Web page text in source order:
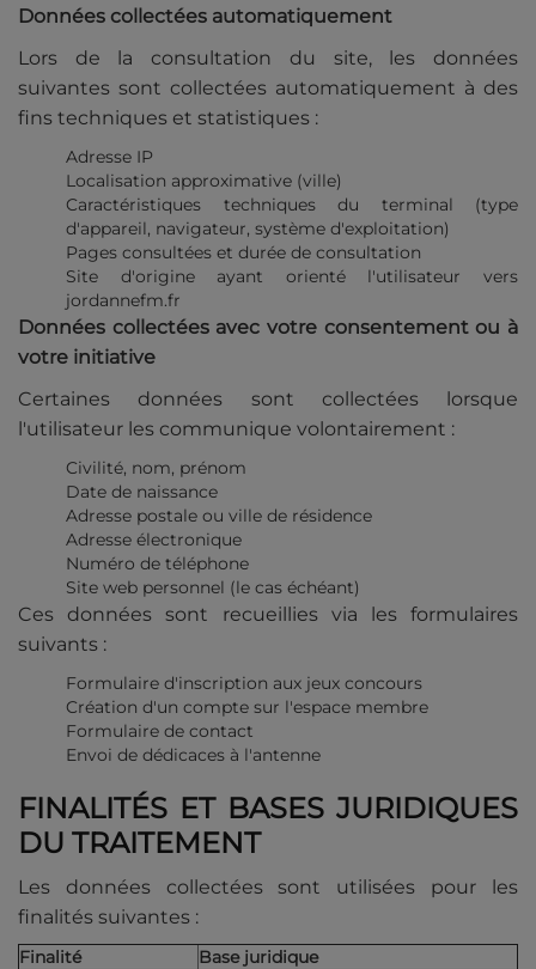
Données collectées automatiquement
Lors de la consultation du site, les données
suivantes sont collectées automatiquement à des
fins techniques et statistiques :
Adresse IP
Localisation approximative (ville)
Caractéristiques techniques du terminal (type
d'appareil, navigateur, système d'exploitation)
Pages consultées et durée de consultation
Site d'origine ayant orienté l'utilisateur vers
jordannefm.fr
Données collectées avec votre consentement ou à
votre initiative
Certaines données sont collectées lorsque
l'utilisateur les communique volontairement :
Civilité, nom, prénom
Date de naissance
Adresse postale ou ville de résidence
Adresse électronique
Numéro de téléphone
Site web personnel (le cas échéant)
Ces données sont recueillies via les formulaires
suivants :
Formulaire d'inscription aux jeux concours
Création d'un compte sur l'espace membre
Formulaire de contact
Envoi de dédicaces à l'antenne
FINALITÉS ET BASES JURIDIQUES
DU TRAITEMENT
Les données collectées sont utilisées pour les
finalités suivantes :
Finalité
Base juridique